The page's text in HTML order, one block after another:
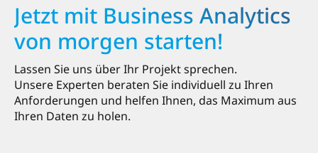
Jetzt mit Business Analytics
von morgen starten!
Lassen Sie uns über Ihr Projekt sprechen.
Unsere Experten beraten Sie individuell zu Ihren
Anforderungen und helfen Ihnen, das Maximum aus
Ihren Daten zu holen.